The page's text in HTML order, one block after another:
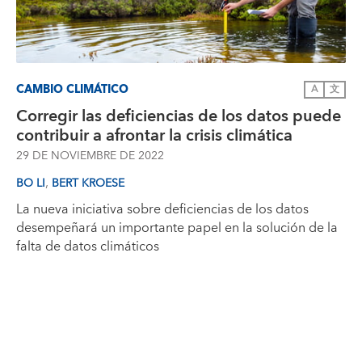
CAMBIO CLIMÁTICO A 文
Corregir las deficiencias de los datos puede
contribuir a afrontar la crisis climática
29 DE NOVIEMBRE DE 2022
BO LI, BERT KROESE
La nueva iniciativa sobre deficiencias de los datos
desempeñará un importante papel en la solución de la
falta de datos climáticos